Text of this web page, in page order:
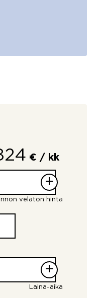
€ / kk
+
velaton hinta
+
Laina-aika